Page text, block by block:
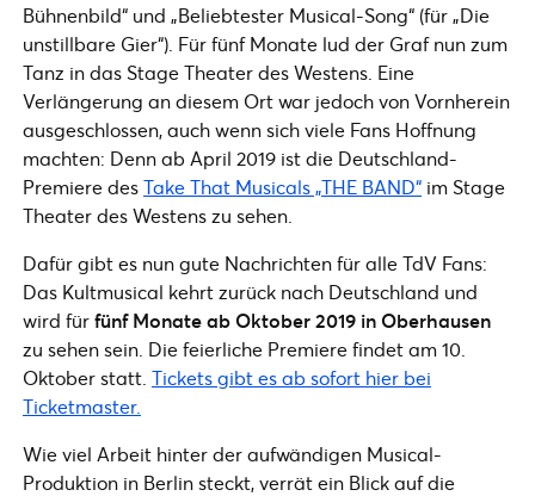
Bühnenbild“ und „Beliebtester Musical-Song“ (für „Die
unstillbare Gier“). Für fünf Monate lud der Graf nun zum
Tanz in das Stage Theater des Westens. Eine
Verlängerung an diesem Ort war jedoch von Vornherein
ausgeschlossen, auch wenn sich viele Fans Hoffnung
machten: Denn ab April 2019 ist die Deutschland-
Premiere desTake That Musicals „THE BAND“ im Stage
Theater des Westens zu sehen.
Dafür gibt es nun gute Nachrichten für alle TdV Fans:
Das Kultmusical kehrt zurück nach Deutschland und
wird fürfünf Monate ab Oktober 2019 in Oberhausen
zu sehen sein. Die feierliche Premiere findet am 10.
Oktober statt. Tickets gibt es ab sofort hier bei
Ticketmaster.
Wie viel Arbeit hinter der aufwändigen Musical-
Produktion in Berlin steckt, verrät ein Blick auf die